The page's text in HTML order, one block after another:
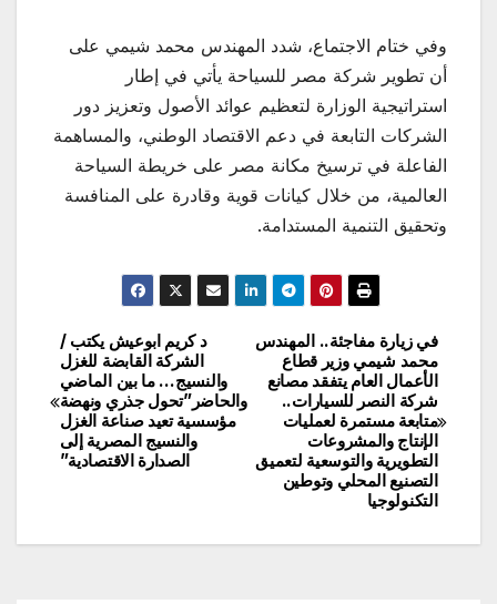
وفي ختام الاجتماع، شدد المهندس محمد شيمي على
أن تطوير شركة مصر للسياحة يأتي في إطار
استراتيجية الوزارة لتعظيم عوائد الأصول وتعزيز دور
الشركات التابعة في دعم الاقتصاد الوطني، والمساهمة
الفاعلة في ترسيخ مكانة مصر على خريطة السياحة
العالمية، من خلال كيانات قوية وقادرة على المنافسة
وتحقيق التنمية المستدامة.
تصفّح
المقالات
د كريم ابوعيش يكتب /
الشركة القابضة للغزل
والنسيج… ما بين الماضي
والحاضر”تحول جذري ونهضة
مؤسسية تعيد صناعة الغزل
والنسيج المصرية إلى
الصدارة الاقتصادية”
في زيارة مفاجئة.. المهندس
محمد شيمي وزير قطاع
الأعمال العام يتفقد مصانع
شركة النصر للسيارات..
متابعة مستمرة لعمليات
الإنتاج والمشروعات
التطويرية والتوسعية لتعميق
التصنيع المحلي وتوطين
التكنولوجيا